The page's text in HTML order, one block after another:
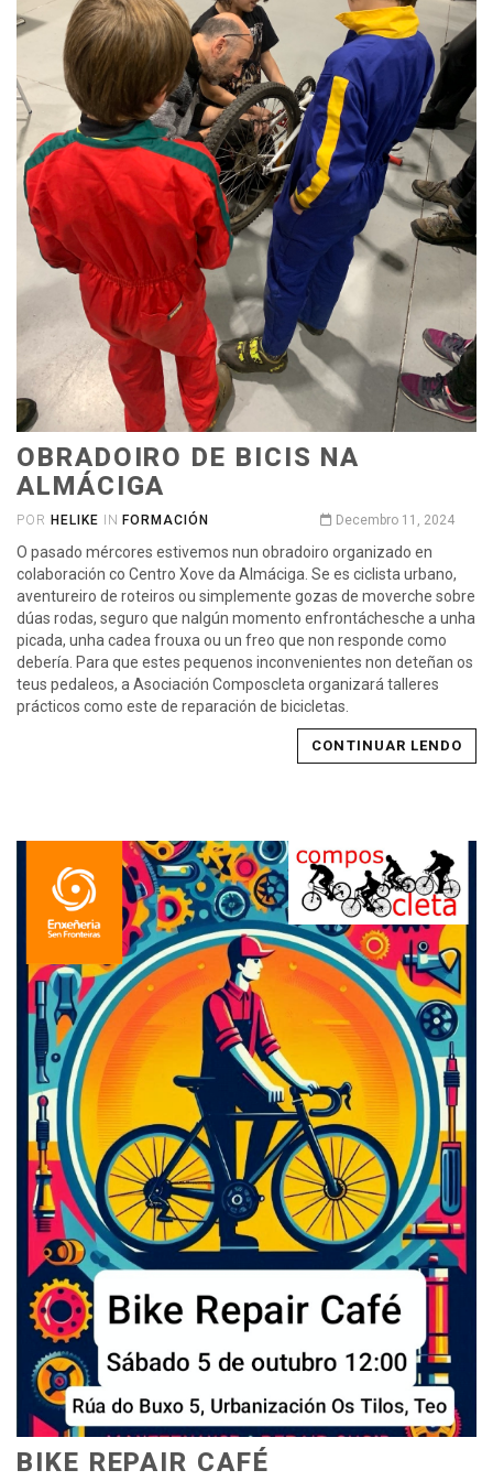
OBRADOIRO DE BICIS NA
ALMÁCIGA
POR HELIKE IN FORMACIÓN Decembro 11, 2024
O pasado mércores estivemos nun obradoiro organizado en
colaboración co Centro Xove da Almáciga. Se es ciclista urbano,
aventureiro de roteiros ou simplemente gozas de moverche sobre
dúas rodas, seguro que nalgún momento enfrontáchesche a unha
picada, unha cadea frouxa ou un freo que non responde como
debería. Para que estes pequenos inconvenientes non deteñan os
teus pedaleos, a Asociación Composcleta organizará talleres
prácticos como este de reparación de bicicletas.
CONTINUAR LENDO
BIKE REPAIR CAFÉ